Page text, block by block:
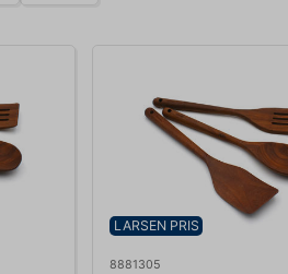
LARSEN PRIS
8881305